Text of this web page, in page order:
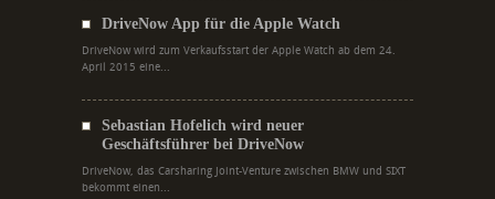
DriveNow App für die Apple Watch
DriveNow wird zum Verkaufsstart der Apple Watch ab dem 24.
April 2015 eine...
Sebastian Hofelich wird neuer
Geschäftsführer bei DriveNow
DriveNow, das Carsharing Joint-Venture zwischen BMW und SIXT
bekommt einen...